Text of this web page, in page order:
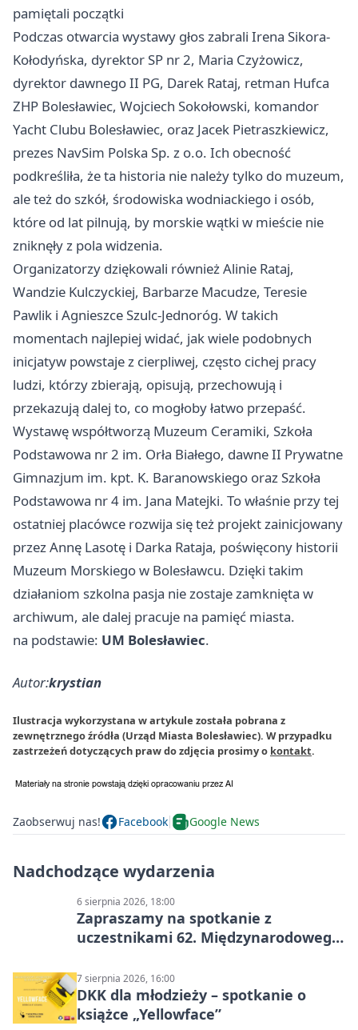
pamiętali początki
Podczas otwarcia wystawy głos zabrali Irena Sikora-
Kołodyńska, dyrektor SP nr 2, Maria Czyżowicz,
dyrektor dawnego II PG, Darek Rataj, retman Hufca
ZHP Bolesławiec, Wojciech Sokołowski, komandor
Yacht Clubu Bolesławiec, oraz Jacek Pietraszkiewicz,
prezes NavSim Polska Sp. z o.o. Ich obecność
podkreśliła, że ta historia nie należy tylko do muzeum,
ale też do szkół, środowiska wodniackiego i osób,
które od lat pilnują, by morskie wątki w mieście nie
zniknęły z pola widzenia.
Organizatorzy dziękowali również Alinie Rataj,
Wandzie Kulczyckiej, Barbarze Macudze, Teresie
Pawlik i Agnieszce Szulc-Jednoróg. W takich
momentach najlepiej widać, jak wiele podobnych
inicjatyw powstaje z cierpliwej, często cichej pracy
ludzi, którzy zbierają, opisują, przechowują i
przekazują dalej to, co mogłoby łatwo przepaść.
Wystawę współtworzą Muzeum Ceramiki, Szkoła
Podstawowa nr 2 im. Orła Białego, dawne II Prywatne
Gimnazjum im. kpt. K. Baranowskiego oraz Szkoła
Podstawowa nr 4 im. Jana Matejki. To właśnie przy tej
ostatniej placówce rozwija się też projekt zainicjowany
przez Annę Lasotę i Darka Rataja, poświęcony historii
Muzeum Morskiego w Bolesławcu. Dzięki takim
działaniom szkolna pasja nie zostaje zamknięta w
archiwum, ale dalej pracuje na pamięć miasta.
na podstawie: UM Bolesławiec.
Autor:krystian
Ilustracja wykorzystana w artykule została pobrana z
zewnętrznego źródła (Urząd Miasta Bolesławiec). W przypadku
zastrzeżeń dotyczących praw do zdjęcia prosimy o kontakt.
Zaobserwuj nas! Facebook Google News
Nadchodzące wydarzenia
6 sierpnia 2026, 18:00
Zapraszamy na spotkanie z
uczestnikami 62. Międzynarodowego
7 sierpnia 2026, 16:00
DKK dla młodzieży – spotkanie o
książce „Yellowface”